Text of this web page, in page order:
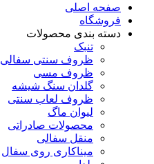
صفحه اصلی
فروشگاه
دسته بندی محصولات
تنبک
ظروف سنتی سفالی
ظروف مسی
گلدان سنگ شیشه
ظروف لعاب سنتی
لیوان ماگ
محصولات صادراتی
منقل سفالی
میناکاری روی سفال